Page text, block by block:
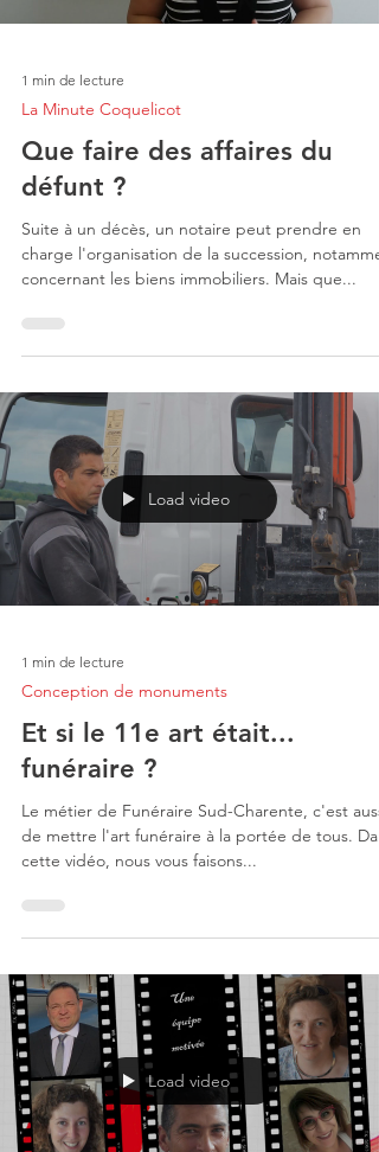
1 min de lecture
La Minute Coquelicot
Que faire des affaires du
défunt ?
Suite à un décès, un notaire peut prendre en
charge l'organisation de la succession,
concernant les biens immobiliers. Mais que...
Load video
1 min de lecture
Conception de monuments
Et si le 11e art était...
funéraire ?
Le métier de Funéraire Sud-Charente, c'est aussi
de mettre l'art funéraire à la portée de tous.
cette vidéo, nous vous faisons...
Load video